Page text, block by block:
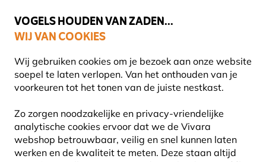
VOGELS HOUDEN VAN ZADEN...
WIJ VAN COOKIES
Wij gebruiken cookies om je bezoek aan onze website
soepel te laten verlopen. Van het onthouden van je
voorkeuren tot het tonen van de juiste nestkast.
Zo zorgen noodzakelijke en privacy-vriendelijke
analytische cookies ervoor dat we de Vivara
webshop betrouwbaar, veilig en snel kunnen laten
werken en de kwaliteit te meten. Deze staan altijd
Uitstekend beoordeeld door klanten in 11 landen
Gratis thuisbezorgd bij orders vanaf €59